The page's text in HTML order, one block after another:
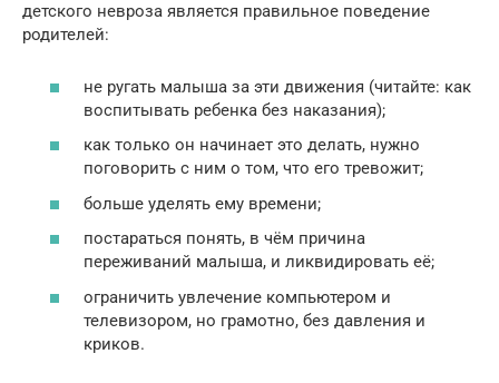
детского невроза является правильное поведение
родителей:
не ругать малыша за эти движения (читайте: как
воспитывать ребенка без наказания);
как только он начинает это делать, нужно
поговорить с ним о том, что его тревожит;
больше уделять ему времени;
постараться понять, в чём причина
переживаний малыша, и ликвидировать её;
ограничить увлечение компьютером и
телевизором, но грамотно, без давления и
криков.